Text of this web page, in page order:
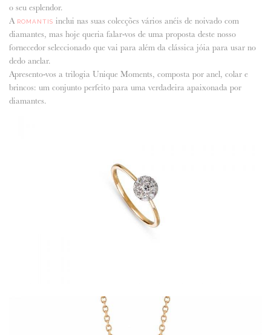
o seu esplendor.
A ROMANTIS inclui nas suas colecções vários anéis de noivado com
diamantes, mas hoje queria falar-vos de uma proposta deste nosso
fornecedor seleccionado que vai para além da clássica jóia para usar no
dedo anelar.
Apresento-vos a trilogia Unique Moments, composta por anel, colar e
brincos: um conjunto perfeito para uma verdadeira apaixonada por
diamantes.